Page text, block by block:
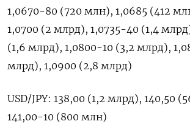
1,0670-80 (720 млн), 1,0685 (412
1,0700 (2 млрд), 1,0735-40 (1,4
(1,6 млрд), 1,0800-10 (3,2 млрд),
млрд), 1,0900 (2,8 млрд)
USD/JPY: 138,00 (1,2 млрд), 140,50
141,00-10 (800 млн)